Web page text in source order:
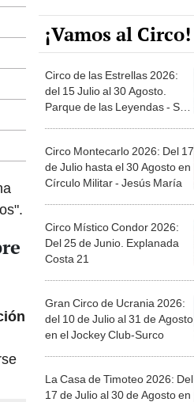
¡Vamos al Circo!
Circo de las Estrellas 2026:
del 15 Julio al 30 Agosto.
Parque de las Leyendas - San
Circo Montecarlo 2026: Del 17
de Julio hasta el 30 Agosto en
Círculo Militar - Jesús María
Circo Místico Condor 2026:
Del 25 de Junio. Explanada
Costa 21
Gran Circo de Ucrania 2026:
del 10 de Julio al 31 de Agosto
en el Jockey Club-Surco
La Casa de Timoteo 2026: Del
17 de Julio al 30 de Agosto en